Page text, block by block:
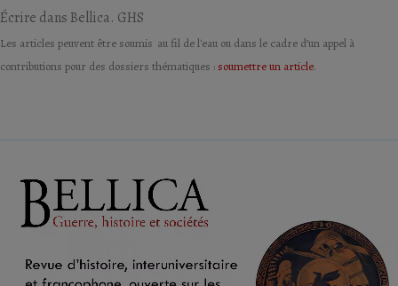
Écrire dans Bellica. GHS
Les articles peuvent être soumis au fil de l'eau ou dans le cadre d’un appel à
contributions pour des dossiers thématiques : soumettre un article.